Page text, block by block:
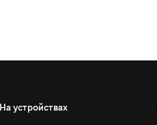
На устройствах